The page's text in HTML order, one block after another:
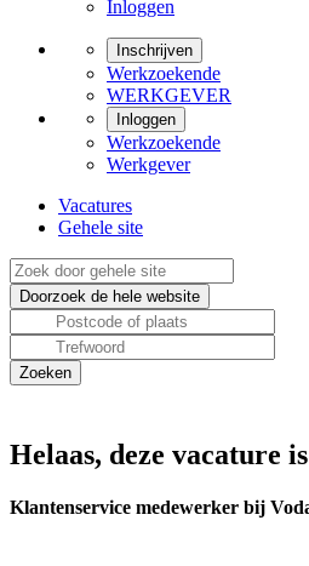
Inloggen
Inschrijven
Werkzoekende
WERKGEVER
Inloggen
Werkzoekende
Werkgever
Vacatures
Gehele site
Helaas, deze vacature
Klantenservice medewerker bij